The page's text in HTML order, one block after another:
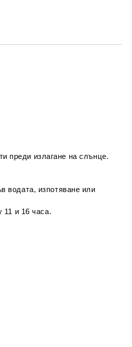
лични
преди излагане на слънце.
водата, изпотяване или
11 и 16 часа.